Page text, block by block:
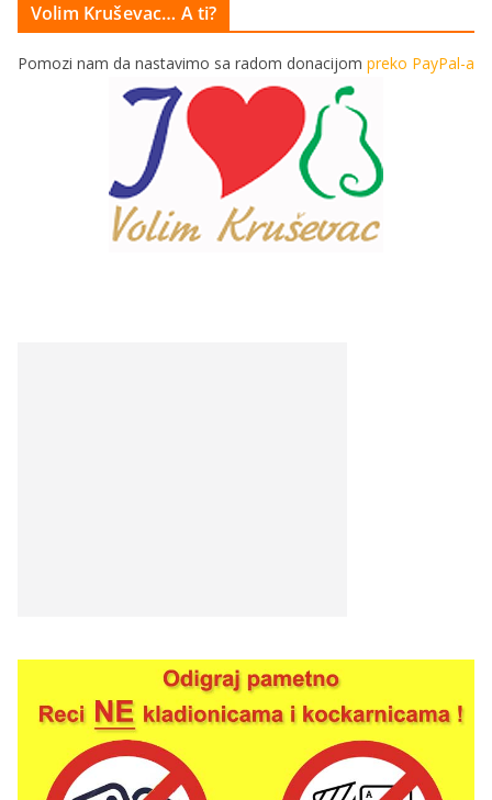
Volim Kruševac… A ti?
Pomozi nam da nastavimo sa radom donacijom preko PayPal-a